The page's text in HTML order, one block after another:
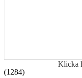
Klicka
(1284)